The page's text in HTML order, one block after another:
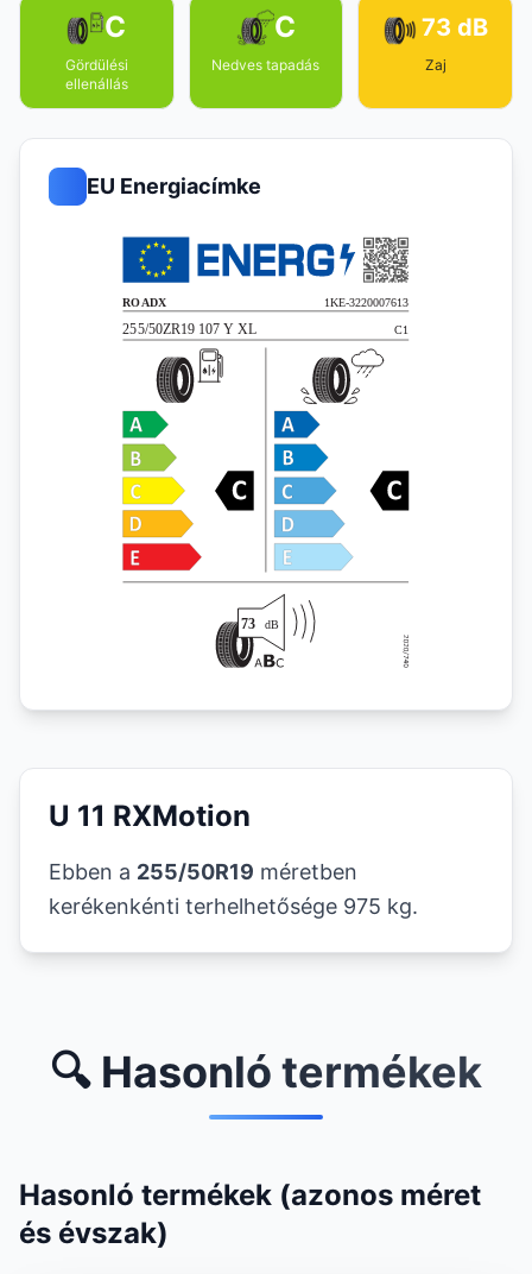
C
Gördülési
ellenállás
C
Nedves tapadás
73 dB
Zaj
EU Energiacímke
U 11 RXMotion
Ebben a 255/50R19 méretben
kerékenkénti terhelhetősége 975 kg.
🔍 Hasonló termékek
Hasonló termékek (azonos méret
és évszak)